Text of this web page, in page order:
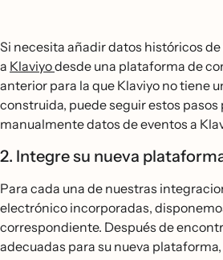
Si necesita añadir datos históricos
a Klaviyodesde una plataforma de
anterior para la que Klaviyo no tiene
construida, puede seguir estos pasos
manualmente datos de eventos a
2. Integre su nueva
Para cada una de nuestras
electrónico incorporadas,
correspondiente. Después de
adecuadas para su nueva